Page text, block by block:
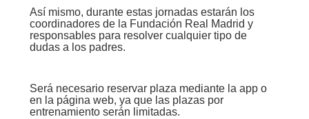
Así mismo, durante estas jornadas estarán los
coordinadores de la Fundación Real Madrid y
responsables para resolver cualquier tipo de
dudas a los padres.
Será necesario reservar plaza mediante la app o
en la página web, ya que las plazas por
entrenamiento serán limitadas.